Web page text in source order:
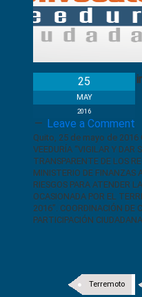
Convocatoria a
25
MAY
2016
Leave a Comment
Quito, 25 de mayo de 2016
VEEDURÍA “VIGILAR Y DAR
TRANSPARENTE DE LOS
MINISTERIO DE FINANZAS
RIESGOS PARA ATENDER
OCASIONADA POR EL
2016”. COORDINACIÓN DE
PARTICIPACIÓN
Terremoto